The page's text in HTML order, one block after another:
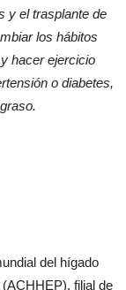
y el trasplante de
los hábitos
hacer ejercicio
o diabetes,
del hígado
filial de